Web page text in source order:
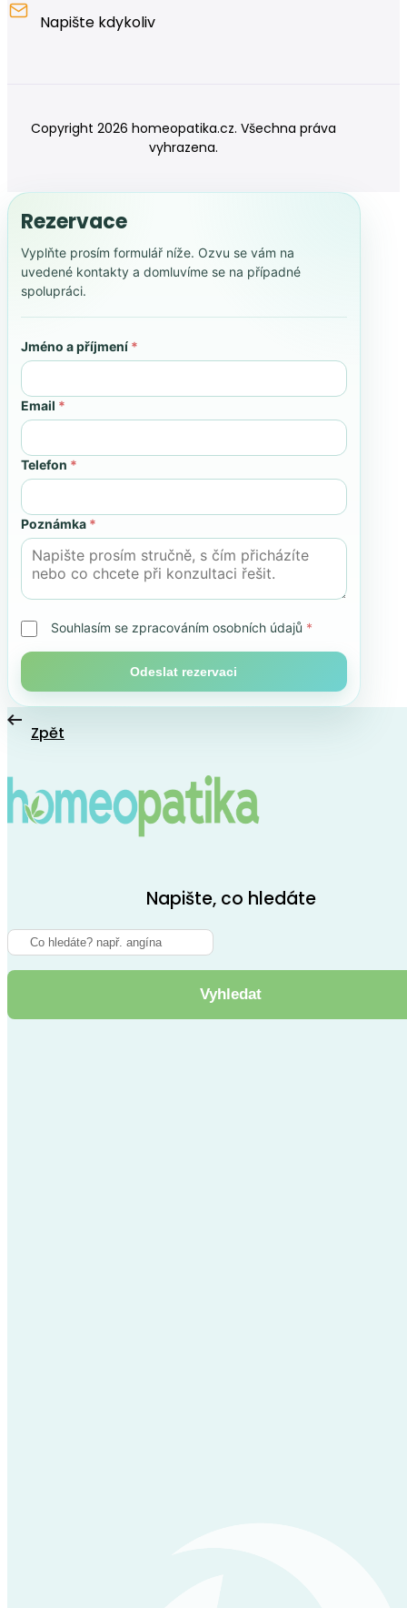
Napište kdykoliv
Copyright 2026 homeopatika.cz. Všechna práva
vyhrazena.
Rezervace
Vyplňte prosím formulář níže. Ozvu se vám na
uvedené kontakty a domluvíme se na případné
spolupráci.
Jméno a příjmení *
Email *
Telefon *
Poznámka *
Souhlasím se zpracováním osobních údajů *
Odeslat rezervaci
Zpět
Napište, co hledáte